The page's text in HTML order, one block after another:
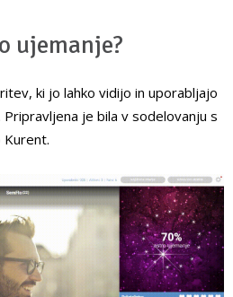
ujemanje?
ki jo lahko vidijo in uporabljajo
Pripravljena je bila v sodelovanju s